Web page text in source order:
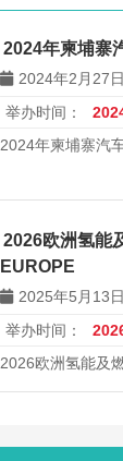
2024年柬埔寨
2024年2月27日
举办时间：
2024年柬埔寨汽
2026欧洲氢能
EUROPE
2025年5月13日
举办时间：
2026欧洲氢能及